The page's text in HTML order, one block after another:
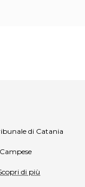
di Catania
di più